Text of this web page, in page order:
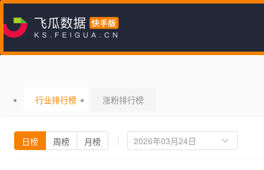
行业排行榜 涨粉排行榜
日榜 周榜 月榜